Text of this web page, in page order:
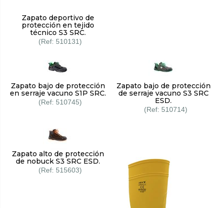
Zapato deportivo de
protección en tejido
técnico S3 SRC.
510131
Zapato bajo de protección
en serraje vacuno S1P SRC.
510745
Zapato bajo de protección
de serraje vacuno S3 SRC
ESD.
510714
Zapato alto de protección
de nobuck S3 SRC ESD.
515603